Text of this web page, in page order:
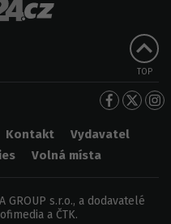
TOP
Kontakt
Vydavatel
Volná místa
GROUP s.r.o., a dodavatelé
a ČTK.